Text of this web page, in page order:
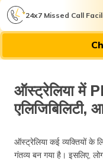
24x7 Missed Call
ऑस्ट्रेलिया में
एलिजिबिलिटी,
ऑस्ट्रेलिया कई व्यक्तियों के
गंतव्य बन गया है। इसलिए,